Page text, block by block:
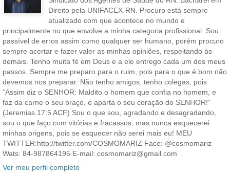
Direito pela UNIFACEX-RN. Procuro está sempre
atualizado com que acontece no mundo e
principalmente no que envolve a minha categoria profissional. Sou
passível de erros assim como qualquer ser humano, porém procuro
sempre acertar e fazer valer as minhas opiniões, respeitando às
demais. Tenho muita fé em Deus e a ele entrego cada um dos meus
passos. Sempre me preparo para o ruim, pois para o que é bom não
devemos nos preparar. Não tenho amigos, tenho colegas, pois
“Assim diz o SENHOR: Maldito o homem que confia no homem, e
faz da carne o seu braço, e aparta o seu coração do SENHOR!”
(Jeremias 17:5 ACF) Sou o que sou, agradando e desagradando,
sou o que faço com vitórias e fracassos, mas nunca esquecerei
minhas origens, pois se esquecer não serei mais eu! MEU
TWITTER:http://twitter.com/COSMOMARIZ Face: @cosmomariz
Wats: 84-987864195 E-mail: cosmomariz@gmail.com
Ver meu perfil completo